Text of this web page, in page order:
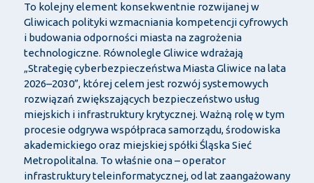
To kolejny element konsekwentnie rozwijanej w
Gliwicach polityki wzmacniania kompetencji cyfrowych
i budowania odporności miasta na zagrożenia
technologiczne. Równolegle Gliwice wdrażają
„Strategię cyberbezpieczeństwa Miasta Gliwice na lata
2026–2030”, której celem jest rozwój systemowych
rozwiązań zwiększających bezpieczeństwo usług
miejskich i infrastruktury krytycznej. Ważną rolę w tym
procesie odgrywa współpraca samorządu, środowiska
akademickiego oraz miejskiej spółki Śląska Sieć
Metropolitalna. To właśnie ona – operator
infrastruktury teleinformatycznej, od lat zaangażowany